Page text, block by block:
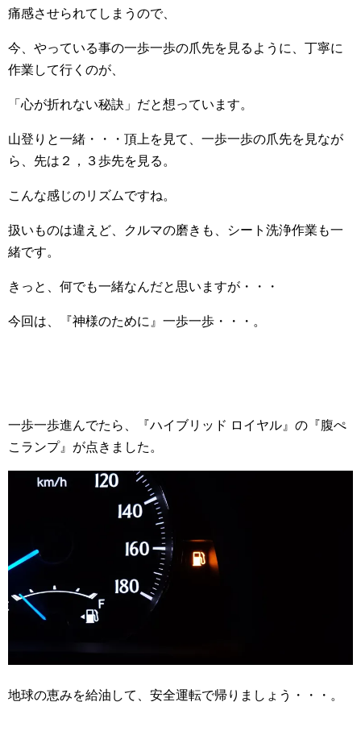
痛感させられてしまうので、
今、やっている事の一歩一歩の爪先を見るように、丁寧に
作業して行くのが、
「心が折れない秘訣」だと想っています。
山登りと一緒・・・頂上を見て、一歩一歩の爪先を見なが
ら、先は２，３歩先を見る。
こんな感じのリズムですね。
扱いものは違えど、クルマの磨きも、シート洗浄作業も一
緒です。
きっと、何でも一緒なんだと思いますが・・・
今回は、『神様のために』一歩一歩・・・。
一歩一歩進んでたら、『ハイブリッド ロイヤル』の『腹ぺ
こランプ』が点きました。
地球の恵みを給油して、安全運転で帰りましょう・・・。